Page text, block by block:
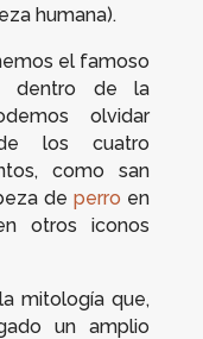
humana).
el famoso
dentro de la
olvidar
de los cuatro
como san
deperro en
otros iconos
mitología que,
un amplio